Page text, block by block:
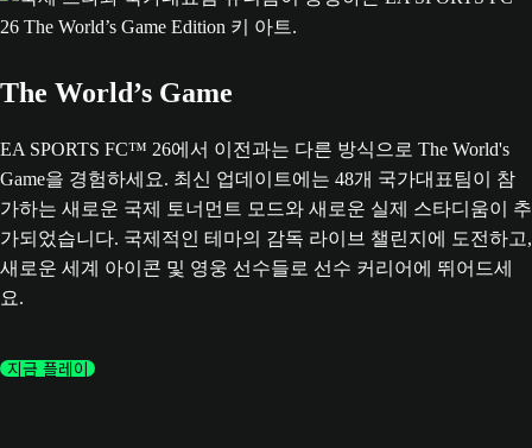
The World’s Game
EA SPORTS FC™ 26에서 이전과는 다른 방식으로 The World's
Game을 경험하세요. 최신 업데이트에는 48개 국가대표팀이 참
가하는 새로운 국제 토너먼트 모드와 새로운 실제 스타디움이 추
가되었습니다. 국제적인 테마의 감독 라이브 챌린지에 도전하고,
새로운 세계 아이콘 및 영웅 선수들로 선수 커리어에 뛰어드세
요.
지금 플레이